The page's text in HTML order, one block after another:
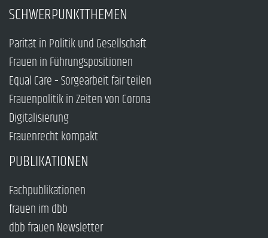
SCHWERPUNKTTHEMEN
Parität in Politik und Gesellschaft
Frauen in Führungspositionen
Equal Care – Sorgearbeit fair teilen
Frauenpolitik in Zeiten von Corona
Digitalisierung
Frauenrecht kompakt
PUBLIKATIONEN
Fachpublikationen
frauen im dbb
dbb frauen Newsletter